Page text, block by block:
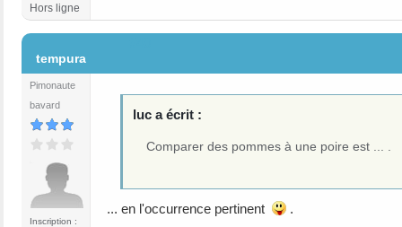
Hors ligne
tempura
Pimonaute
bavard
Inscription :
luc a écrit :
Comparer des pommes à une poire est ... .
... en l'occurrence pertinent .